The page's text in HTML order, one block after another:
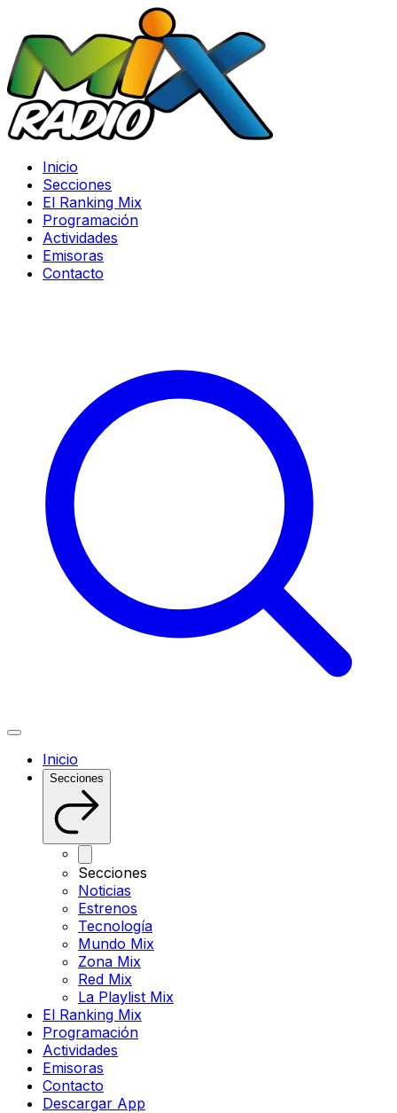
Inicio
Secciones
El Ranking Mix
Programación
Actividades
Emisoras
Contacto
Inicio
Secciones
Secciones
Noticias
Estrenos
Tecnología
Mundo Mix
Zona Mix
Red Mix
La Playlist Mix
El Ranking Mix
Programación
Actividades
Emisoras
Contacto
Descargar App